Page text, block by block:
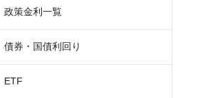
政策金利一覧
債券・国債利回り
ETF